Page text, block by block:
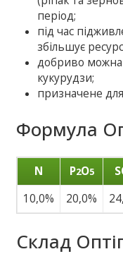
період;
під час
збільшує
добриво можна
кукурудзи;
призначене
Формула
N P2O5
10,0% 20,0%
Склад